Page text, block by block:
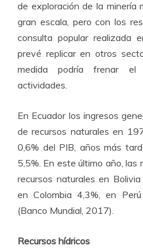
de exploración de la minería
gran escala, pero con los
consulta popular realizada
prevé replicar en otros
medida podría frenar el
actividades.
En Ecuador los ingresos
de recursos naturales en
0,6% del PIB, años más
5,5%. En este último año, las
recursos naturales en
en Colombia 4,3%, en
(Banco Mundial, 2017).
Recursos hídricos